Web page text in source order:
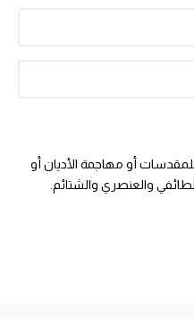
أو مهاجمة الأديان أو
والعنصري والشتائم.